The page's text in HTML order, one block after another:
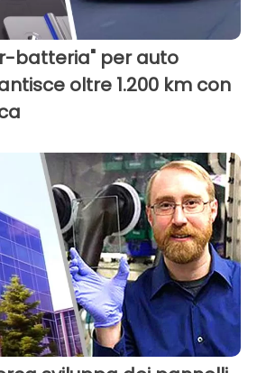
batteria" per auto
oltre 1.200 km con